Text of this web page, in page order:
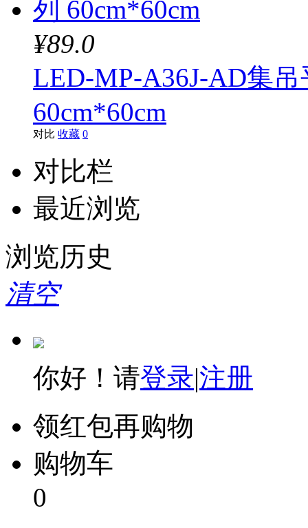
¥89.0
LED-MP-A36J-AD集
60cm*60cm
对比 收藏 0
对比栏
最近浏览
浏览历史
清空
你好！请登录|注册
领红包再购物
购物车
0